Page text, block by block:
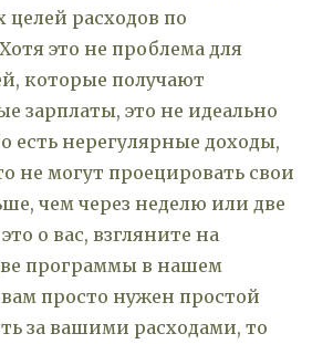
расходов по
это не проблема для
которые получают
зарплаты, это не идеально
есть нерегулярные доходы,
не могут проецировать свои
чем через неделю или две
о вас, взгляните на
программы в нашем
просто нужен простой
за вашими расходами, то